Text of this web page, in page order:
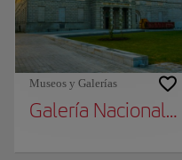
Museos y Galerías
Galería Nacional